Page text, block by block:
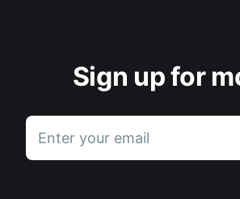
Sign up for
Enter your email